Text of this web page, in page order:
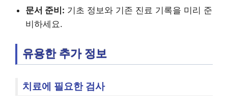
문서 준비: 기초 정보와 기존 진료 기록을 미리 준
비하세요.
유용한 추가 정보
치료에 필요한 검사